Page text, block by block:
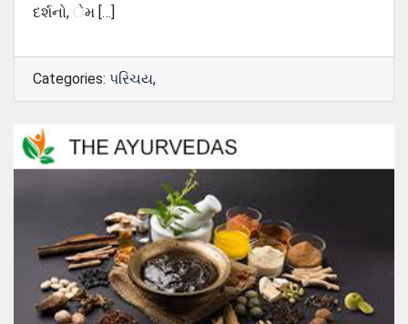
દર્શનો, ેમ […]
Categories: પરિચય,